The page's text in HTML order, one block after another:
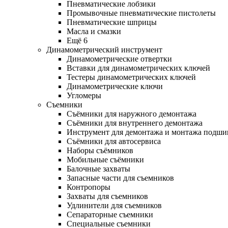
Пневматические лобзики
Промывочные пневматические пистолеты
Пневматические шприцы
Масла и смазки
Ещё 6
Динамометрический инструмент
Динамометрические отвертки
Вставки для динамометрических ключей
Тестеры динамометрических ключей
Динамометрические ключи
Угломеры
Съемники
Съёмники для наружного демонтажа
Съёмники для внутреннего демонтажа
Инструмент для демонтажа и монтажа
Съёмники для автосервиса
Наборы съёмников
Мобильные съёмники
Балочные захваты
Запасные части для съемников
Контропоры
Захваты для съемников
Удлинители для съемников
Сепараторные съемники
Специальные съемники